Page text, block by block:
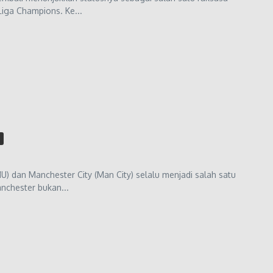
Champions. Ke...
dan Manchester City (Man City) selalu menjadi salah satu
bukan...